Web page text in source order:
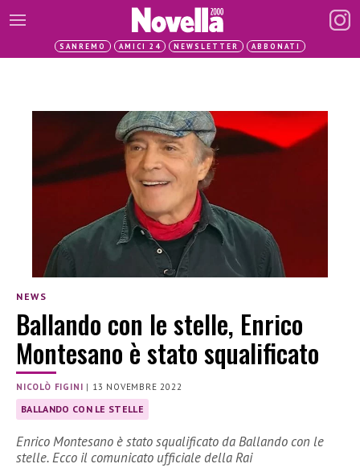
SANREMO AMICI 24 NEWSLETTER ABBONATI
NEWS
Ballando con le stelle, Enrico
Montesano è stato squalificato
NICOLÒ FIGINI | 13 NOVEMBRE 2022
BALLANDO CON LE STELLE
Enrico Montesano è stato squalificato da Ballando con le
stelle. Ecco il comunicato ufficiale della Rai